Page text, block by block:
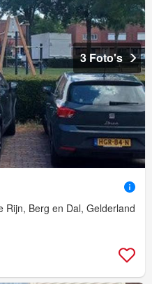
3 Foto's
Rijn, Berg en Dal, Gelderland